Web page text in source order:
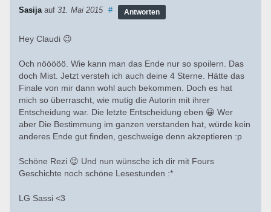
Sasijaauf 31. Mai 2015 # Antworten
Hey Claudi 😉
Och nööööö. Wie kann man das Ende nur so spoilern. Das
doch Mist. Jetzt versteh ich auch deine 4 Sterne. Hätte das
Finale von mir dann wohl auch bekommen. Doch es hat
mich so überrascht, wie mutig die Autorin mit ihrer
Entscheidung war. Die letzte Entscheidung eben 😀 Wer
aber Die Bestimmung im ganzen verstanden hat, würde kein
anderes Ende gut finden, geschweige denn akzeptieren :p
Schöne Rezi 😉 Und nun wünsche ich dir mit Fours
Geschichte noch schöne Lesestunden :*
LG Sassi <3